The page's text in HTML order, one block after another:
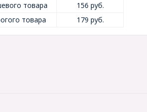
товара
156 руб.
товара
179 руб.